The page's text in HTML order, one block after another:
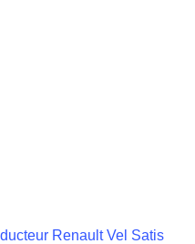
Renault Vel Satis